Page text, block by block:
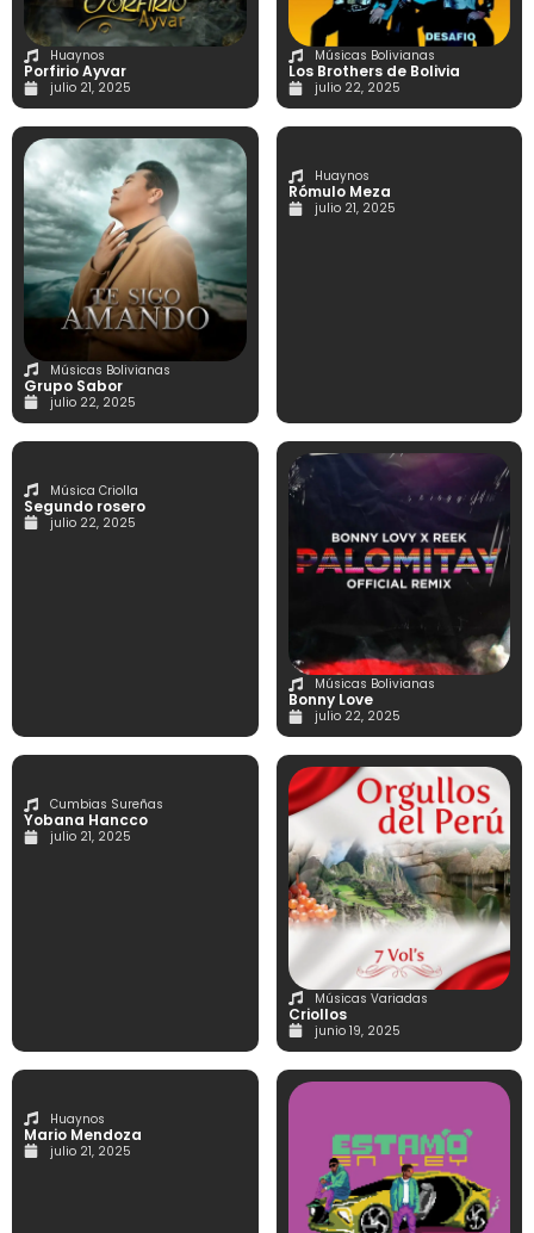
Huaynos
Porfirio Ayvar
julio 21, 2025
Músicas Bolivianas
Los Brothers de Bolivia
julio 22, 2025
Músicas Bolivianas
Grupo Sabor
julio 22, 2025
Huaynos
Rómulo Meza
julio 21, 2025
Música Criolla
Segundo rosero
julio 22, 2025
Músicas Bolivianas
Bonny Love
julio 22, 2025
Cumbias Sureñas
Yobana Hancco
julio 21, 2025
Músicas Variadas
Criollos
junio 19, 2025
Huaynos
Mario Mendoza
julio 21, 2025